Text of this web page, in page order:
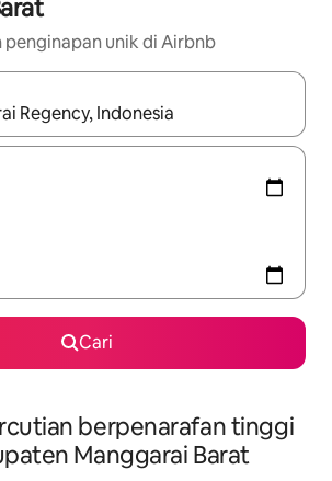
penginapan unik di Airbnb
navigasi dengan kekunci anak panah
Cari
berpenarafan tinggi
Manggarai Barat